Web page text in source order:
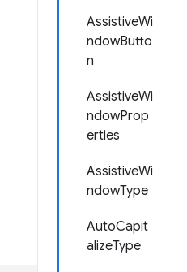
AssistiveWi
ndowButto
n
AssistiveWi
ndowProp
erties
AssistiveWi
ndowType
AutoCapit
alizeType